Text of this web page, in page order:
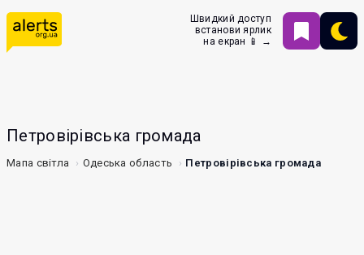
Швидкий доступ
встанови ярлик
на екран 📱 →
Петровірівська громада
Мапа світла Одеська область Петровірівська громада